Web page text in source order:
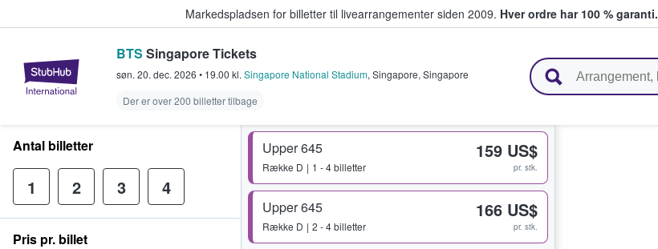
Markedspladsen for billetter til livearrangementer siden 2009. Hver ordre har 100 % garanti.
StubHub - Hvor fans køber og sælger billetter
BTS Singapore Tickets
søn. 20. dec. 2026 • 19.00 kl. Singapore National Stadium, Singapore, Singapore
Der er over 200 billetter tilbage
Upper 645
Række D 1 - 4 billetter
159 US$
pr. stk.
Upper 645
Række D 2 - 4 billetter
166 US$
pr. stk.
Antal billetter
1 2 3 4
Pris pr. billet